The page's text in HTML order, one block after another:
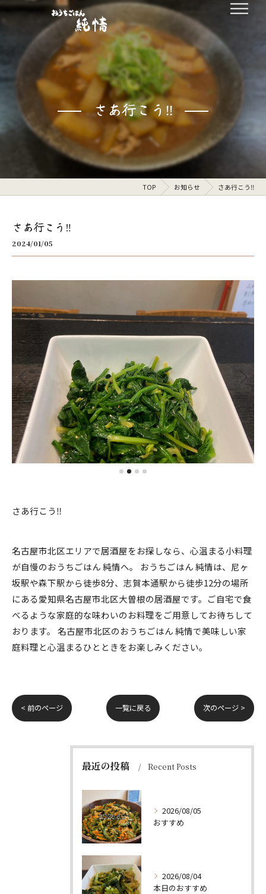
さあ行こう‼️
TOP お知らせ さあ行こう‼️
さあ行こう‼️
2024/01/05
さあ行こう‼️
名古屋市北区エリアで居酒屋をお探しなら、心温まる小料理
が自慢のおうちごはん 純情へ。 おうちごはん 純情は、尼ヶ
坂駅や森下駅から徒歩8分、志賀本通駅から徒歩12分の場所
にある愛知県名古屋市北区大曽根の居酒屋です。ご自宅で食
べるような家庭的な味わいのお料理をご用意してお待ちして
おります。 名古屋市北区のおうちごはん 純情で美味しい家
庭料理と心温まるひとときをお楽しみください。
< 前のページ 一覧に戻る 次のページ >
最近の投稿 Recent Posts
2026/08/05
おすすめ
2026/08/04
本日のおすすめ